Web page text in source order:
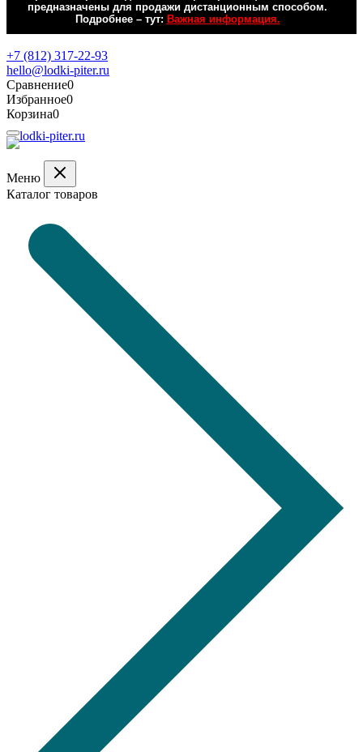
предназначены для продажи дистанционным способом.
Подробнее – тут: Важная информация.
+7 (812) 317-22-93
hello@lodki-piter.ru
Сравнение0
Избранное0
Корзина0
Меню
Каталог товаров